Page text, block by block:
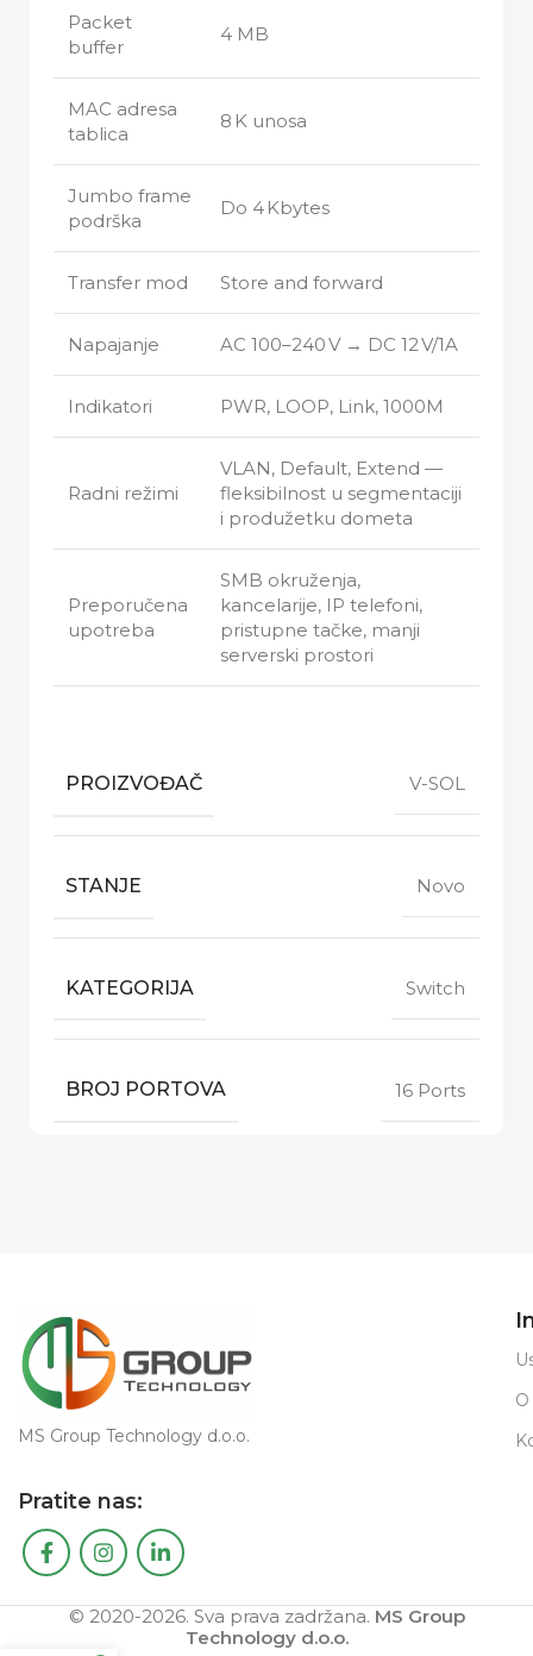
Packet
buffer
4 MB
MAC adresa
tablica
8 K unosa
Jumbo frame
podrška
Do 4 Kbytes
Transfer mod Store and forward
Napajanje AC 100–240 V → DC 12 V/1A
Indikatori PWR, LOOP, Link, 1000M
Radni režimi
VLAN, Default, Extend —
fleksibilnost u segmentaciji
i produžetku dometa
Preporučena
upotreba
SMB okruženja,
kancelarije, IP telefoni,
pristupne tačke, manji
serverski prostori
PROIZVOĐAČ V-SOL
STANJE Novo
KATEGORIJA Switch
BROJ PORTOVA 16 Ports
MS Group Technology d.o.o.
Pratite nas:
© 2020-2026. Sva prava zadržana. MS Group
Technology d.o.o.